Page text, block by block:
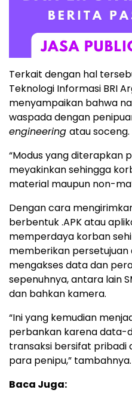
Terkait dengan hal
Teknologi Informasi BRI
menyampaikan bahwa
waspada dengan
engineering atau soceng.
“Modus yang diterapkan
meyakinkan sehingga
material maupun non-
Dengan cara
berbentuk .APK atau
memperdaya korban
memberikan persetujuan
mengakses data dan
sepenuhnya, antara lain
dan bahkan kamera.
“Ini yang kemudian
perbankan karena data-
transaksi bersifat pribadi
para penipu,” tambahnya.
Baca Juga: